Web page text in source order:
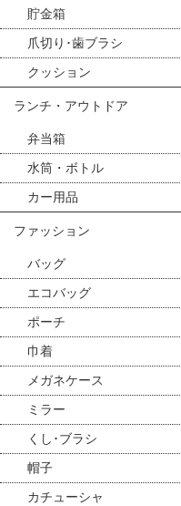
貯金箱
爪切り･歯ブラシ
クッション
ランチ・アウトドア
弁当箱
水筒・ボトル
カー用品
ファッション
バッグ
エコバッグ
ポーチ
巾着
メガネケース
ミラー
くし･ブラシ
帽子
カチューシャ